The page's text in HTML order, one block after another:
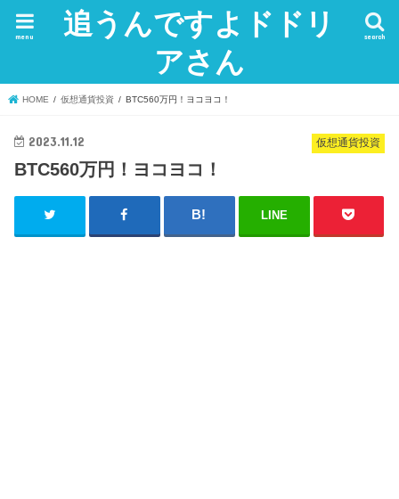
追うんですよドドリ
アさん
search
menu
HOME 仮想通貨投資 BTC560万円！ヨコヨコ！
仮想通貨投資
2023.11.12
BTC560万円！ヨコヨコ！
LINE